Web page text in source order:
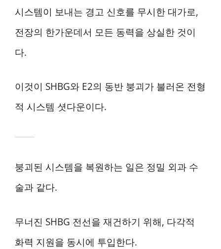
시스템이 보내는 경고 신호를 무시한 대가로,
전장의 한가운데서 모든 동력을 상실한 것이
다.
이것이 SHBG와 E2의 동반 붕괴가 불러온 전형
적 시스템 셧다운이다.
붕괴된 시스템을 복원하는 일은 정밀 외과 수
술과 같다.
무너진 SHBG 전선을 재건하기 위해, 다각적
화력 지원을 동시에 투입한다.